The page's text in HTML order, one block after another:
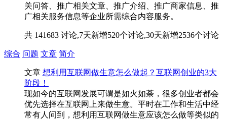
关问答、推广相关文章、推广介绍、推广商家信息、推
广相关服务信息等企业所需综合内容服务。
共 141683 讨论,7天新增520个讨论,30天新增2536个讨论
综合 问题 文章 简介
文章 想利用互联网做生意怎么做起？互联网创业的3大
阶段！
现如今的互联网发展可谓是如火如荼，很多创业者都会
优先选择在互联网上来做生意。平时在工作和生活中经
常有人问到，想利用互联网做生意应该怎么做等类似的